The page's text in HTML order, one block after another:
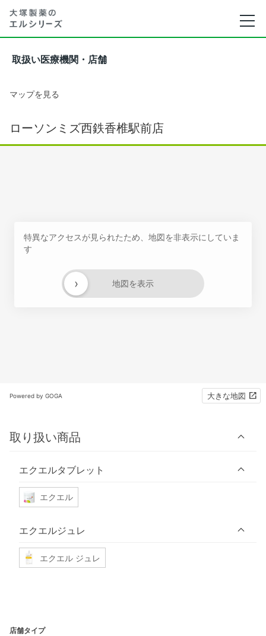
取扱い医療機関・店舗
マップを見る
ローソンミズ西鉄香椎駅前店
特異なアクセスが見られたため、地図を非表示にしていま
す
地図を表示
›
Powered by GOGA 大きな地図
取り扱い商品
エクエルタブレット
エクエル
エクエルジュレ
エクエル ジュレ
店舗タイプ